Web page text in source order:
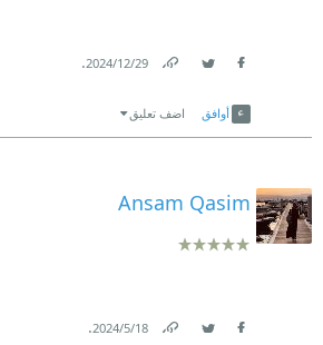
29‏/12‏/2024
.
أوافق اضف تعليق
Ansam Qasim
18‏/5‏/2024
.